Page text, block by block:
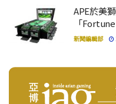
APE於美
「
新聞編輯部